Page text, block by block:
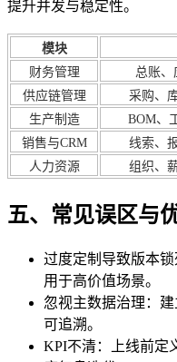
提升并发与稳定性。
模块
财务管理
总账、
供应链管理
采购、
生产制造
BOM、
销售与CRM
线索、
人力资源
组织、
五、常见误区与
过度定制导致版本
用于高价值场景。
忽视主数据治理：
可追溯。
KPI不清：上线前定